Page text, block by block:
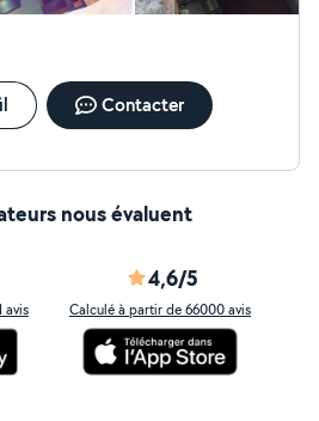
Contacter
nous évaluent
avis
4,6/5
Calculé à partir de 66000 avis